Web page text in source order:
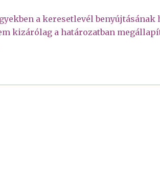
a keresetlevél benyújtásának
kizárólag a határozatban